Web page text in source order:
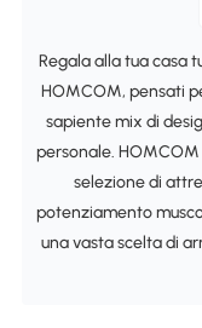
Regala alla tua casa
HOMCOM, pensati
sapiente mix di
personale.
selezione di
potenziamento
una vasta scelta di